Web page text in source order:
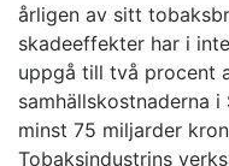
årligen av sitt
skadeeffekter har i
uppgå till två procent
samhällskostnaderna
minst 75 miljarder
Tobaksindustrins